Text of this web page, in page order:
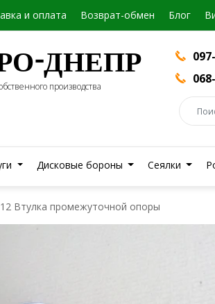
и оплата Возврат-обмен Блог
ДНЕПР
производства
Дисковые бороны Сеялки
Втулка промежуточной опоры